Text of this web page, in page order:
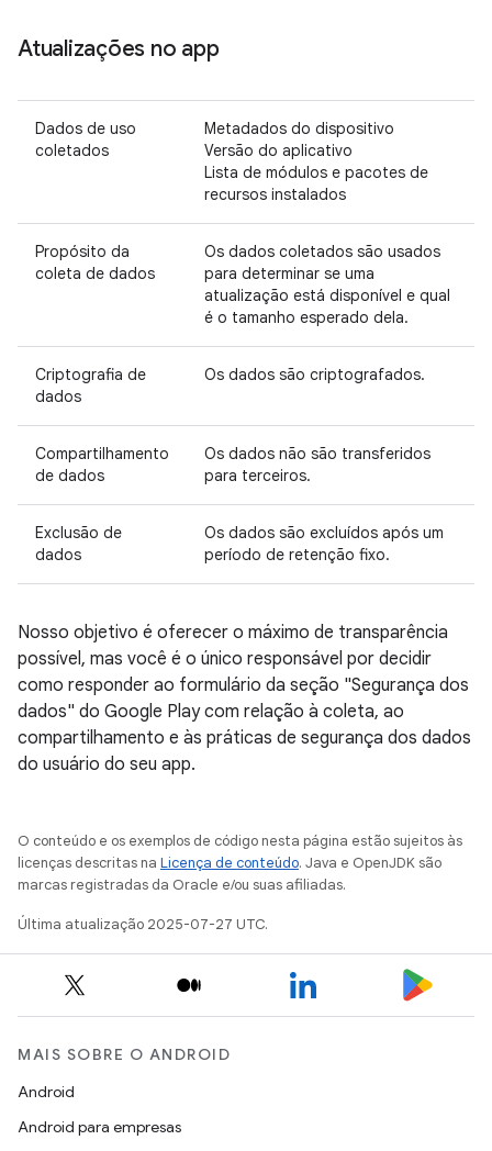
Atualizações no app
Dados de uso
coletados
Metadados do dispositivo
Versão do aplicativo
Lista de módulos e pacotes de
recursos instalados
Propósito da
coleta de dados
Os dados coletados são usados
para determinar se uma
atualização está disponível e qual
é o tamanho esperado dela.
Criptografia de
dados
Os dados são criptografados.
Compartilhamento
de dados
Os dados não são transferidos
para terceiros.
Exclusão de
dados
Os dados são excluídos após um
período de retenção fixo.
Nosso objetivo é oferecer o máximo de transparência
possível, mas você é o único responsável por decidir
como responder ao formulário da seção "Segurança dos
dados" do Google Play com relação à coleta, ao
compartilhamento e às práticas de segurança dos dados
do usuário do seu app.
O conteúdo e os exemplos de código nesta página estão sujeitos às
licenças descritas na Licença de conteúdo. Java e OpenJDK são
marcas registradas da Oracle e/ou suas afiliadas.
Última atualização 2025-07-27 UTC.
MAIS SOBRE O ANDROID
Android
Android para empresas